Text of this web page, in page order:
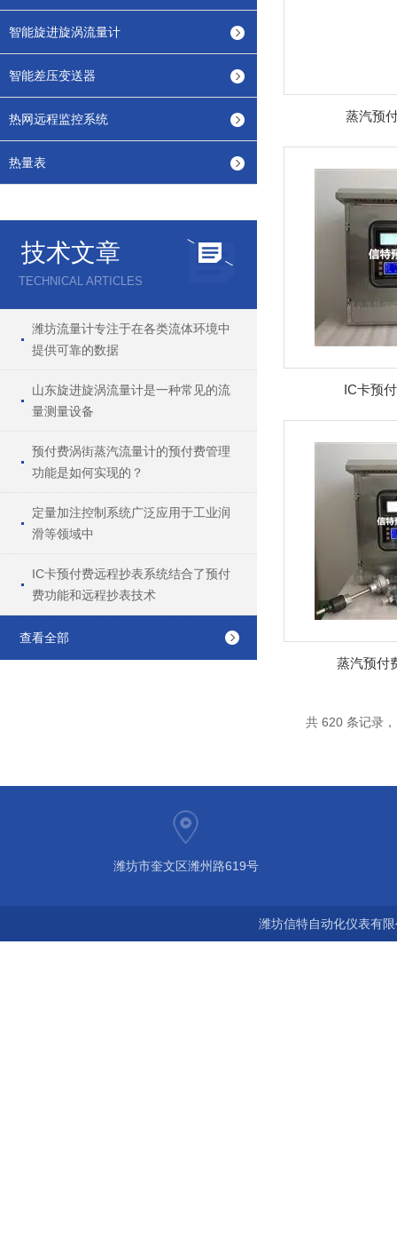
智能旋进旋涡流量计
智能差压变送器
热网远程监控系统
热量表
技术文章
TECHNICAL ARTICLES
潍坊流量计专注于在各类流体环境中
提供可靠的数据
山东旋进旋涡流量计是一种常见的流
量测量设备
预付费涡街蒸汽流量计的预付费管理
功能是如何实现的？
定量加注控制系统广泛应用于工业润
滑等领域中
IC卡预付费远程抄表系统结合了预付
费功能和远程抄表技术
查看全部
蒸汽预
IC卡预
蒸汽预付
共 620 条记录
潍坊市奎文区潍州路619号
潍坊信特自动化仪表有